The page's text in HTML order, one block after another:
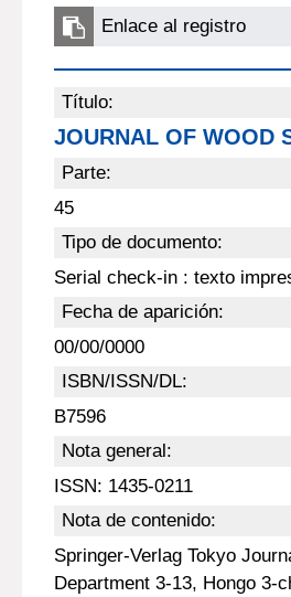
Enlace al registro
Título:
JOURNAL OF WOOD
Parte:
45
Tipo de documento:
Serial check-in : texto
Fecha de aparición:
00/00/0000
ISBN/ISSN/DL:
B7596
Nota general:
ISSN: 1435-0211
Nota de contenido:
Springer-Verlag Tokyo
Department 3-13, Hongo 3-